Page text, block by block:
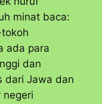
minat baca:
ada para
dan
dari Jawa dan
negeri